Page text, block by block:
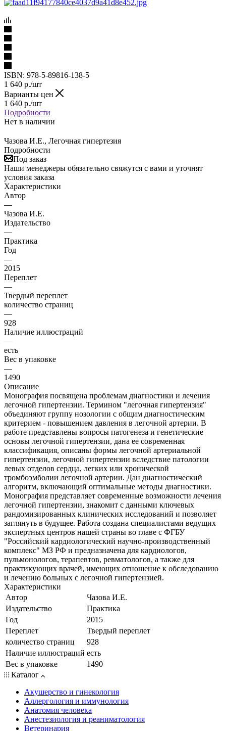
ISBN: 978-5-89816-138-5
1 640 р./шт
Варианты цен
1 640 р./шт
Подробности
Нет в наличии
Чазова И.Е., Легочная гипертезия
Подробности
Под заказ
Наши менеджеры обязательно свяжутся с вами и уточнят
условия заказа
Характеристики
Автор
—
Чазова И.Е.
Издательство
—
Практика
Год
—
2015
Переплет
—
Твердый переплет
количество страниц
—
928
Наличие иллюстраций
—
есть
Вес в упаковке
—
1490
Описание
Монография посвящена проблемам диагностики и лечения
легочной гипертензии. Термином "легочная гипертензия"
объединяют группу нозологии с общим диагностическим
критерием - повышением давления в легочной артерии. В
работе представлены вопросы патогенеза и генетические
основы легочной гипертензии, дана ее современная
классификация, описаны формы ле­гочной артериальной
гипертензии, легочной гипертензии вследствие патологии
левых отделов сердца, легких или хронической
тромбоэмболии легочной артерии. Дан диагностический
алгоритм, включающий оптимальные методы диагностики.
Монография представляет современные возможности лечения
легочной гипертензии, знакомит с данными ключевых
рандомизированных клинических исследований и позволяет
заглянуть в будущее. Ра­бота создана специалистами ведущих
экспертных центров нашей страны во главе с ФГБУ
"Российский кардиологический научно-производственный
комплекс" МЗ РФ и предназначена для кардиологов,
пульмонологов, терапевтов, ревматологов, а также для
практикующих врачей, имеющих отношение к обследованию
и лечению больных с легочной гипертензией.
Характеристики
Автор
Чазова И.Е.
Издательство
Практика
Год
2015
Переплет
Твердый переплет
количество страниц
928
Наличие иллюстраций есть
Вес в упаковке
1490
Каталог
Акушерство и гинекология
Аллергология и иммунология
Анатомия человека
Анестезиология и реаниматология
Ветеринария